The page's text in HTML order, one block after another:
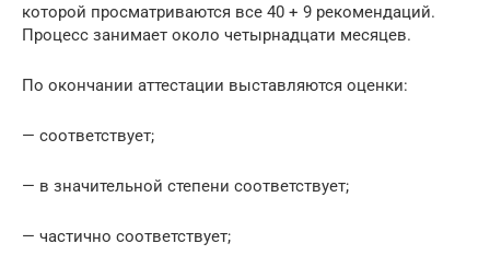
которой просматриваются все 40 + 9 рекомендаций.
Процесс занимает около четырнадцати месяцев.
По окончании аттестации выставляются оценки:
— соответствует;
— в значительной степени соответствует;
— частично соответствует;